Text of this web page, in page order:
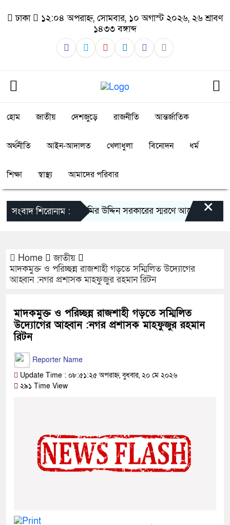
ঢাকা
১২:০৪ অপরাহ্ন, সোমবার, ১০ অগাস্ট ২০২৬, ২৬ শ্রাবণ
১৪৩৩ বঙ্গাব্দ
হোম জাতীয় দেশজুড়ে রাজনীতি আন্তর্জাতিক
অর্থনীতি আইন-আদালত খেলাধুলা বিনোদন ধর্ম
শিক্ষা স্বাস্থ্য আমাদের পরিবার
সংবাদ শিরোনাম :
ব্যারিস্টার জমির উদ্দিন সরকারের স্মরণে আলোচনা সভা,
×
Home
জাতীয়
মাদকমুক্ত ও পরিচ্ছন্ন রাজশাহী গড়তে সম্মিলিত উদ্যোগের
আহ্বান :নগর প্রশাসক মাহফুজুর রহমান রিটন
মাদকমুক্ত ও পরিচ্ছন্ন রাজশাহী গড়তে সম্মিলিত
উদ্যোগের আহ্বান :নগর প্রশাসক মাহফুজুর রহমান
রিটন
Reporter Name
Update Time : ০৮:৫১:২৫ অপরাহ্ন, বুধবার, ২০ মে ২০২৬
২৯১ Time View